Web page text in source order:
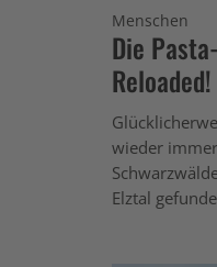
Menschen
Die
Reloaded!
wieder
Elztal